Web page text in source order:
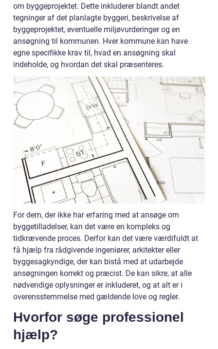
om byggeprojektet. Dette inkluderer blandt andet
tegninger af det planlagte byggeri, beskrivelse af
byggeprojektet, eventuelle miljøvurderinger og en
ansøgning til kommunen. Hver kommune kan have
egne specifikke krav til, hvad en ansøgning skal
indeholde, og hvordan det skal præsenteres.
For dem, der ikke har erfaring med at ansøge om
byggetilladelser, kan det være en kompleks og
tidkrævende proces. Derfor kan det være værdifuldt at
få hjælp fra rådgivende ingeniører, arkitekter eller
byggesagkyndige, der kan bistå med at udarbejde
ansøgningen korrekt og præcist. De kan sikre, at alle
nødvendige oplysninger er inkluderet, og at alt er i
overensstemmelse med gældende love og regler.
Hvorfor søge professionel
hjælp?